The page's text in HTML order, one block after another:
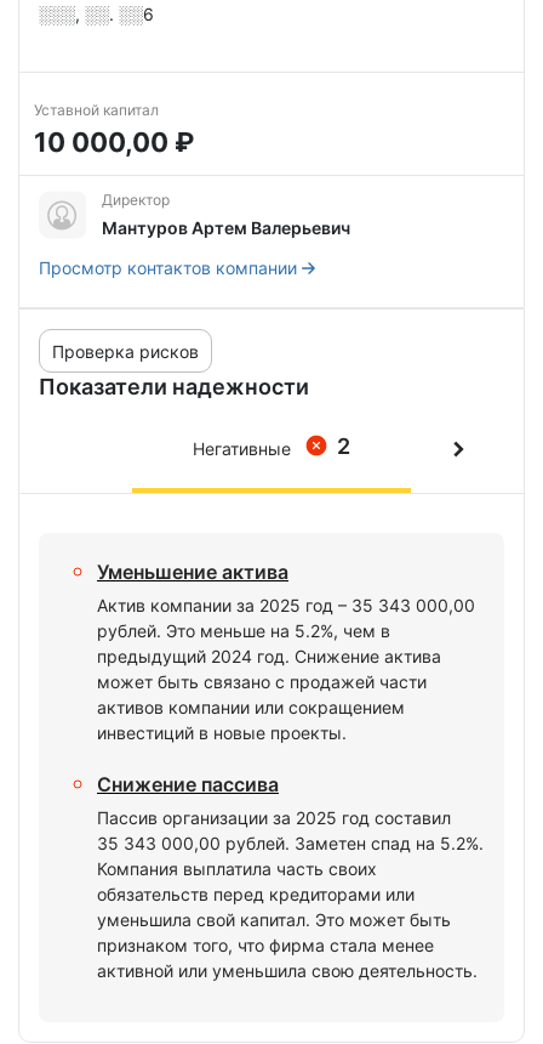
░░░, ░░. ░░6
Уставной капитал
10 000,00 ₽
Директор
Мантуров Артем Валерьевич
Просмотр контактов компании
Показатели надежности
Проверка рисков
2
Негативные
Уменьшение актива
Актив компании за 2025 год – 35 343 000,00
рублей. Это меньше на 5.2%, чем в
предыдущий 2024 год. Снижение актива
может быть связано с продажей части
активов компании или сокращением
инвестиций в новые проекты.
Снижение пассива
Пассив организации за 2025 год составил
35 343 000,00 рублей. Заметен спад на 5.2%.
Компания выплатила часть своих
обязательств перед кредиторами или
уменьшила свой капитал. Это может быть
признаком того, что фирма стала менее
активной или уменьшила свою деятельность.